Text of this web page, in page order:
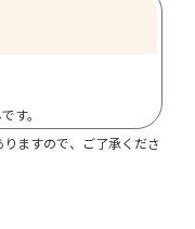
す。
ますので、ご了承くださ